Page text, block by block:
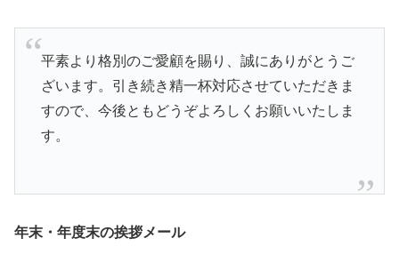
平素より格別のご愛顧を賜り、誠にありがとうご
ざいます。引き続き精一杯対応させていただきま
すので、今後ともどうぞよろしくお願いいたしま
す。
年末・年度末の挨拶メール